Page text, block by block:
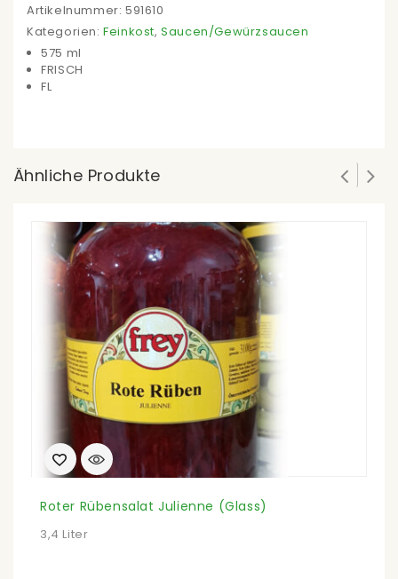
Artikelnummer: 591610
Kategorien:Feinkost,Saucen/Gewürzsaucen
575 ml
FRISCH
FL
Ähnliche Produkte
Roter Rübensalat Julienne (Glass)
3,4 Liter